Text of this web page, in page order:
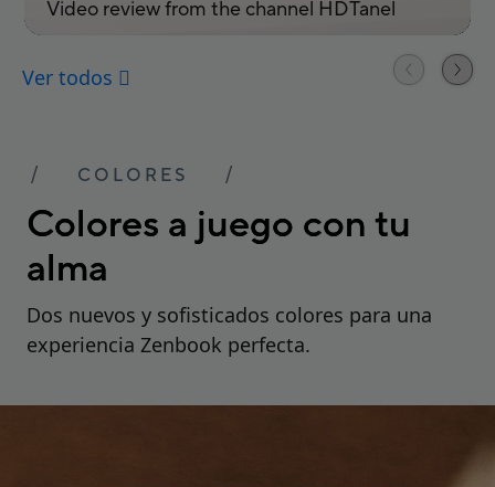
COLORES
Colores a juego con tu
alma
Dos nuevos y sofisticados colores para una
experiencia Zenbook perfecta.